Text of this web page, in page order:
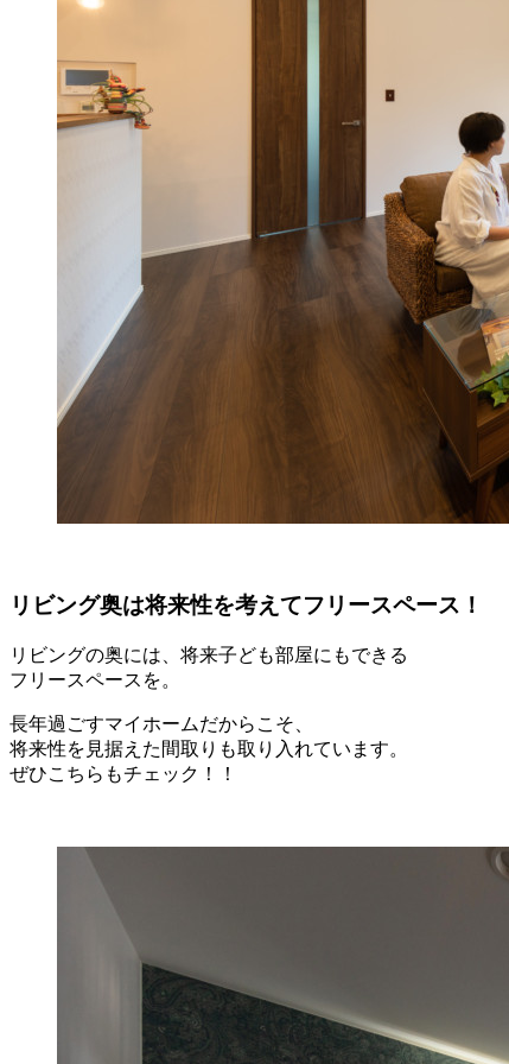
リビング奥は将来性を考えてフリースペース！
リビングの奥には、将来子ども部屋にもできる
フリースペースを。
長年過ごすマイホームだからこそ、
将来性を見据えた間取りも取り入れています。
ぜひこちらもチェック！！